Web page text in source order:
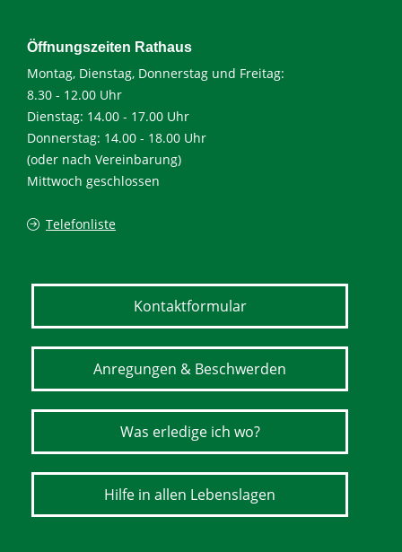
Öffnungszeiten Rathaus
Montag, Dienstag, Donnerstag und Freitag:
8.30 - 12.00 Uhr
Dienstag: 14.00 - 17.00 Uhr
Donnerstag: 14.00 - 18.00 Uhr
(oder nach Vereinbarung)
Mittwoch geschlossen
Telefonliste
Kontaktformular
Anregungen & Beschwerden
Was erledige ich wo?
Hilfe in allen Lebenslagen